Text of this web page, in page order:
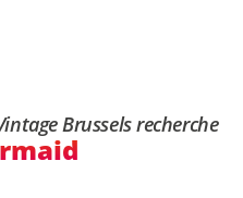
Brussels recherche